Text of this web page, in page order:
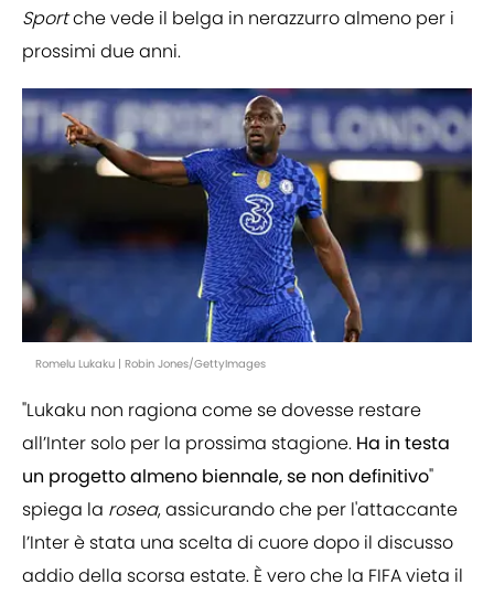
Sportche vede il belga in nerazzurro almeno per i
prossimi due anni.
Romelu Lukaku | Robin Jones/GettyImages
"Lukaku non ragiona come se dovesse restare
all’Inter solo per la prossima stagione. Ha in testa
un progetto almeno biennale,se non definitivo"
spiega la rosea, assicurando che per l'attaccante
l’Inter è stata una scelta di cuore dopo il discusso
addio della scorsa estate. È vero che la FIFA vieta il